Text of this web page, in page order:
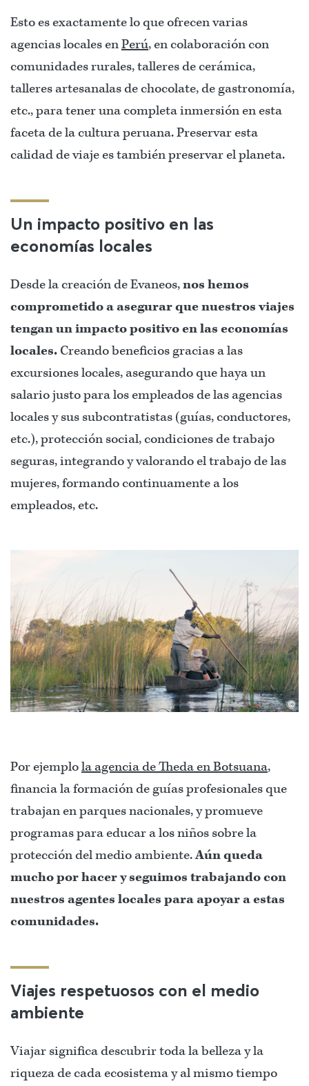
Esto es exactamente lo que ofrecen varias
agencias locales enPerú, en colaboración con
comunidades rurales, talleres de cerámica,
talleres artesanalas de chocolate, de gastronomía,
etc., para tener una completa inmersión en esta
faceta de la cultura peruana. Preservar esta
calidad de viaje es también preservar el planeta.
Un impacto positivo en las
economías locales
Desde la creación de Evaneos,nos hemos
comprometido a asegurar que nuestros viajes
tengan un impacto positivo en las economías
locales. Creando beneficios gracias a las
excursiones locales, asegurando que haya un
salario justo para los empleados de las agencias
locales y sus subcontratistas (guías, conductores,
etc.), protección social, condiciones de trabajo
seguras, integrando y valorando el trabajo de las
mujeres, formando continuamente a los
empleados, etc.
©
Por ejemplola agencia de Theda en Botsuana,
financia la formación de guías profesionales que
trabajan en parques nacionales, y promueve
programas para educar a los niños sobre la
protección del medio ambiente.Aún queda
mucho por hacer y seguimos trabajando con
nuestros agentes locales para apoyar a estas
comunidades.
Viajes respetuosos con el medio
ambiente
Viajar significa descubrir toda la belleza y la
riqueza de cada ecosistema y al mismo tiempo